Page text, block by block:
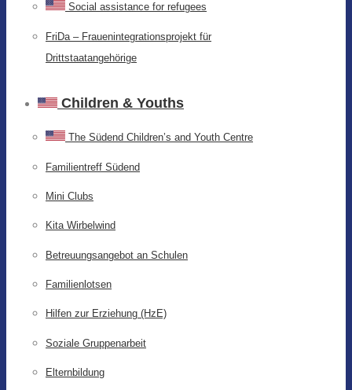
Social assistance for refugees
FriDa – Frauenintegrationsprojekt für
Drittstaatangehörige
Children & Youths
The Südend Children’s and Youth Centre
Familientreff Südend
Mini Clubs
Kita Wirbelwind
Betreuungsangebot an Schulen
Familienlotsen
Hilfen zur Erziehung (HzE)
Soziale Gruppenarbeit
Elternbildung